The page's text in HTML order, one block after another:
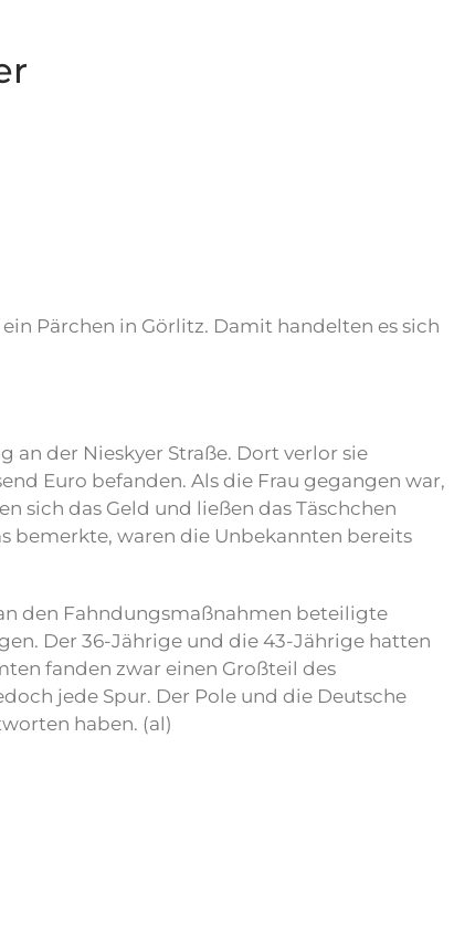
Pärchen in Görlitz. Damit handelten es sich
an der Nieskyer Straße. Dort verlor sie
Euro befanden. Als die Frau gegangen war,
sich das Geld und ließen das Täschchen
bemerkte, waren die Unbekannten bereits
den Fahndungsmaßnahmen beteiligte
Der 36-Jährige und die 43-Jährige hatten
fanden zwar einen Großteil des
jede Spur. Der Pole und die Deutsche
haben. (al)